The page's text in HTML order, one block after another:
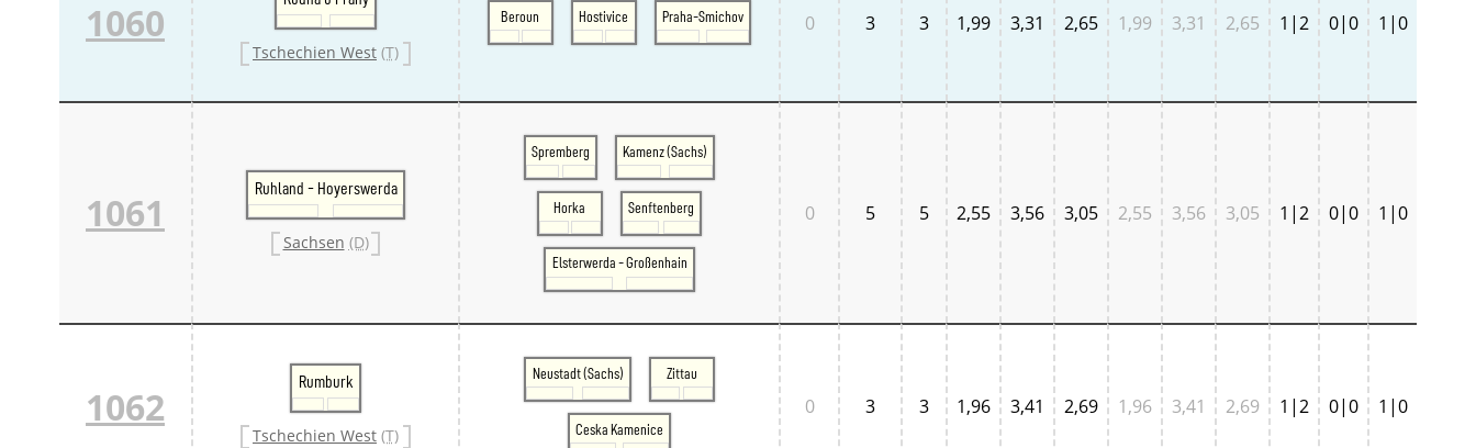
1060
Tschechien West (T)
Beroun Hostivice Praha-Smichov 0 3 3 1,99 3,31 2,65 1,99 3,31 2,65 1|2 0|0 1|0
1061
Ruhland - Hoyerswerda
Sachsen (D)
Spremberg Kamenz (Sachs)
Horka Senftenberg
Elsterwerda - Großenhain
0 5 5 2,55 3,56 3,05 2,55 3,56 3,05 1|2 0|0 1|0
1062
Rumburk
Tschechien West (T)
Neustadt (Sachs) Zittau
Ceska Kamenice
0 3 3 1,96 3,41 2,69 1,96 3,41 2,69 1|2 0|0 1|0